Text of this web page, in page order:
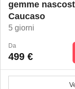
gemme
Caucaso
5 giorni
Da
499 €